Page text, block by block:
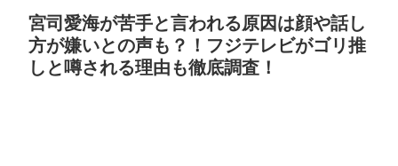
宮司愛海が苦手と言われる原因は顔や話し
方が嫌いとの声も？！フジテレビがゴリ推
しと噂される理由も徹底調査！